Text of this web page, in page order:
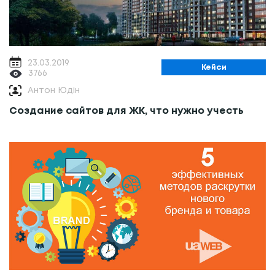
23.03.2019
3766
Кейси
Антон Юдін
Создание сайтов для ЖК, что нужно учесть